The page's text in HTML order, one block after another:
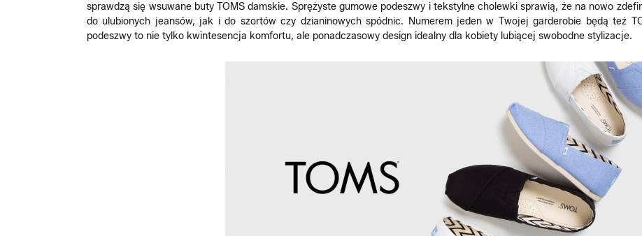
sprawdzą się wsuwane buty TOMS damskie. Sprężyste gumowe podeszwy i tekstylne cholewki sprawią, że na nowo
do ulubionych jeansów, jak i do szortów czy dzianinowych spódnic. Numerem jeden w Twojej garderobie będą też
podeszwy to nie tylko kwintesencja komfortu, ale ponadczasowy design idealny dla kobiety lubiącej swobodne stylizacje.